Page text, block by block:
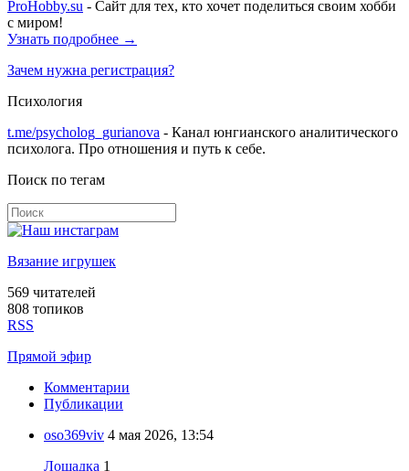
ProHobby.su - Сайт для тех, кто хочет поделиться своим хобби
с миром!
Узнать подробнее →
Зачем нужна регистрация?
Психология
t.me/psycholog_gurianova - Канал юнгианского аналитического
психолога. Про отношения и путь к себе.
Поиск по тегам
Вязание игрушек
569 читателей
808 топиков
RSS
Прямой эфир
Комментарии
Публикации
oso369viv 4 мая 2026, 13:54
Лошадка 1